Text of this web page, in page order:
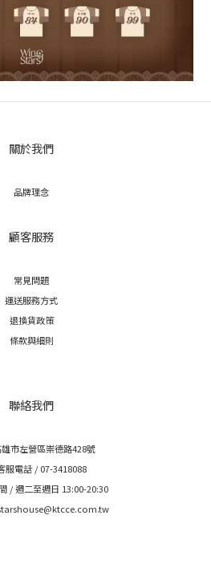
關於我們
品牌理念
顧客服務
常見問題
運送服務方式
退換貨政策
條款與細則
聯絡我們
市左營區崇德路428號
服電話 / 07-3418088
/ 週二至週日 13:00-20:30